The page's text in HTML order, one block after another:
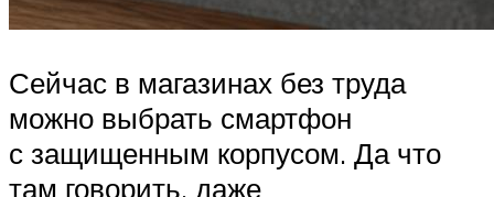
Сейчас в магазинах без труда
можно выбрать смартфон
с защищенным корпусом. Да что
там говорить, даже